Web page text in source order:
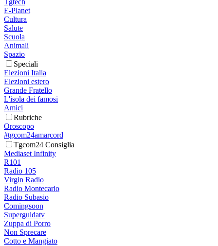
Tgtech
E-Planet
Cultura
Salute
Scuola
Animali
Spazio
Speciali
Elezioni Italia
Elezioni estero
Grande Fratello
L'isola dei famosi
Amici
Rubriche
Oroscopo
#tgcom24amarcord
Tgcom24 Consiglia
Mediaset Infinity
R101
Radio 105
Virgin Radio
Radio Montecarlo
Radio Subasio
Comingsoon
Superguidatv
Zuppa di Porro
Non Sprecare
Cotto e Mangiato